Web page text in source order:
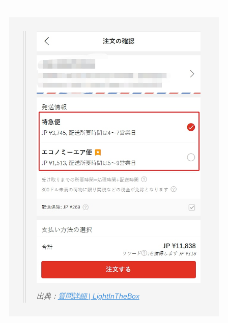
出典： 質問詳細 | LightInTheBox